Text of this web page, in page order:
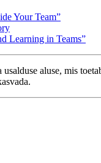
Your Team”
Learning in Teams”
aluse, mis